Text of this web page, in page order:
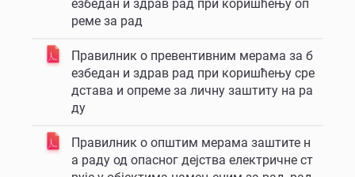
езбедан и здрав рад при коришћењу оп
реме за рад
Правилник о превентивним мерама за б
езбедан и здрав рад при коришћењу сре
дстава и опреме за личну заштиту на ра
ду
Правилник о општим мерама заштите н
а раду од опасног дејства електричне ст